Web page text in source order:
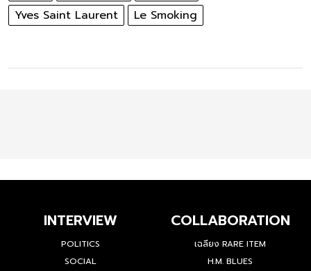
Yves Saint Laurent
Le Smoking
INTERVIEW
POLITICS
SOCIAL
COLLABORATION
เฉลียง RARE ITEM
H.M. BLUES